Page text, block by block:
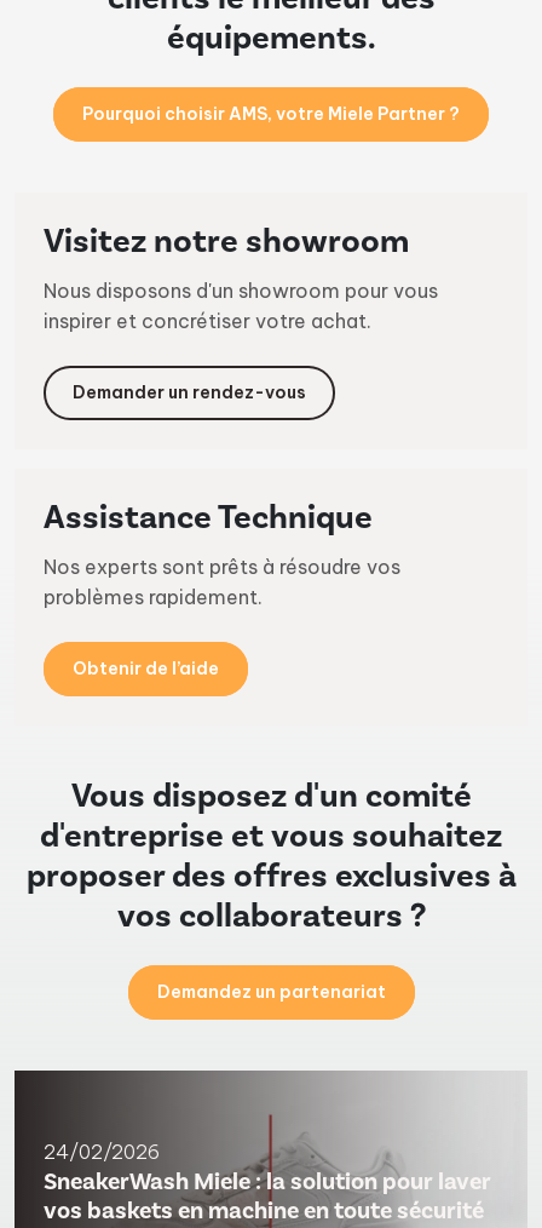
équipements.
Pourquoi choisir AMS, votre Miele Partner ?
Visitez notre showroom
Nous disposons d'un showroom pour vous
inspirer et concrétiser votre achat.
Demander un rendez-vous
Assistance Technique
Nos experts sont prêts à résoudre vos
problèmes rapidement.
Obtenir de l’aide
Vous disposez d'un comité
d'entreprise et vous souhaitez
proposer des offres exclusives à
vos collaborateurs ?
Demandez un partenariat
24/02/2026
SneakerWash Miele : la solution pour laver
vos baskets en machine en toute sécurité